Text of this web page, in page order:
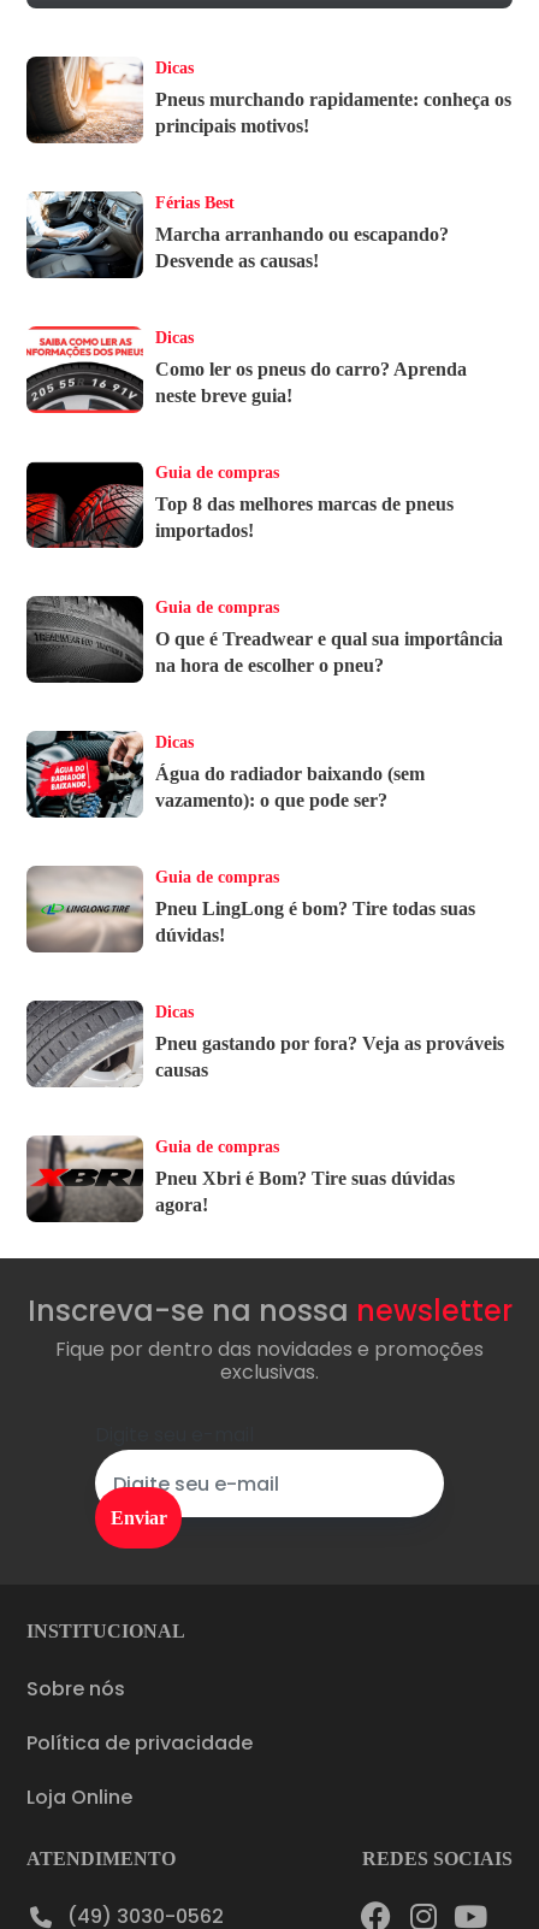
Dicas
Pneus murchando rapidamente: conheça os
principais motivos!
Férias Best
Marcha arranhando ou escapando?
Desvende as causas!
Dicas
Como ler os pneus do carro? Aprenda
neste breve guia!
Guia de compras
Top 8 das melhores marcas de pneus
importados!
Guia de compras
O que é Treadwear e qual sua importância
na hora de escolher o pneu?
Dicas
Água do radiador baixando (sem
vazamento): o que pode ser?
Guia de compras
Pneu LingLong é bom? Tire todas suas
dúvidas!
Dicas
Pneu gastando por fora? Veja as prováveis
causas
Guia de compras
Pneu Xbri é Bom? Tire suas dúvidas
agora!
Inscreva-se na nossa newsletter
Fique por dentro das novidades e promoções
exclusivas.
INSTITUCIONAL
Sobre nós
Política de privacidade
Loja Online
ATENDIMENTO
(49) 3030-0562
REDES SOCIAIS